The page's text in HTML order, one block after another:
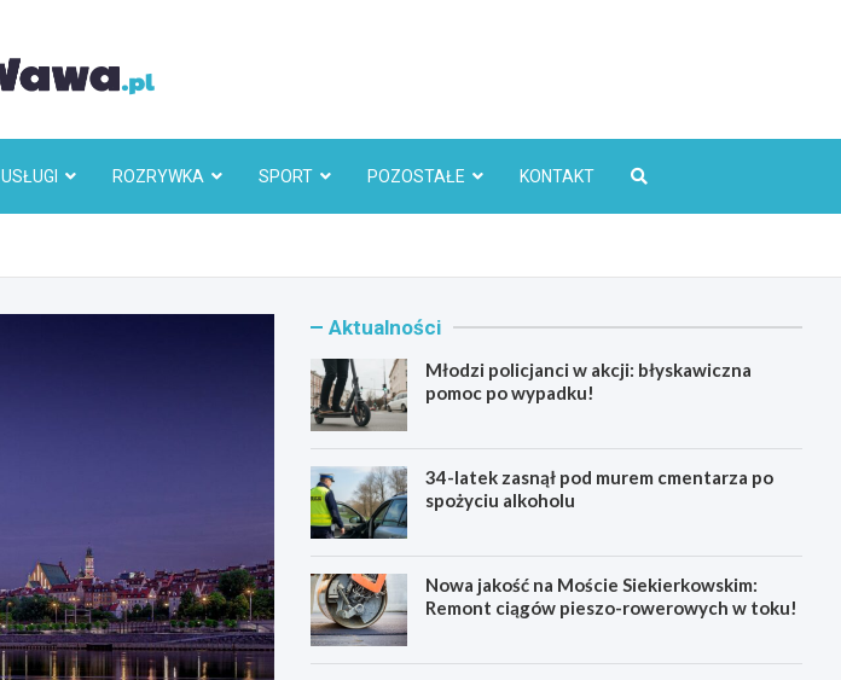
USŁUGI ROZRYWKA SPORT POZOSTAŁE KONTAKT
Aktualności
Młodzi policjanci w akcji: błyskawiczna
pomoc po wypadku!
34-latek zasnął pod murem cmentarza po
spożyciu alkoholu
Nowa jakość na Moście Siekierkowskim:
Remont ciągów pieszo-rowerowych w toku!